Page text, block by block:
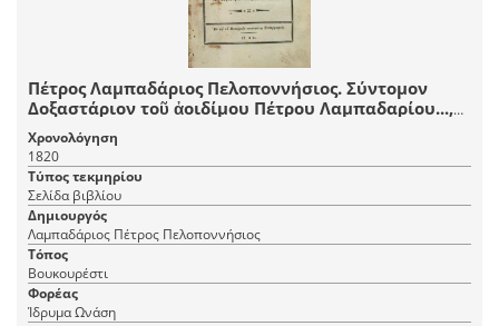
Πέτρος Λαμπαδάριος Πελοποννήσιος. Σύντομον
Δοξαστάριον τοῦ ἀοιδίμου Πέτρου Λαμπαδαρίου...,
μεταφρασθὲν κατὰ τὴν νέαν μέθοδον τῆς μουσικῆς
τῶν μουσικολογιωτάτων διδασκάλων τοῦ νέου
συστήματος..., Βουκουρέστι, Τυπογραφεῖο
Βουκουρεστίου, 1820.
Χρονολόγηση
1820
Τύπος τεκμηρίου
Σελίδα βιβλίου
Δημιουργός
Λαμπαδάριος Πέτρος Πελοποννήσιος
Τόπος
Βουκουρέστι
Φορέας
Ίδρυμα Ωνάση